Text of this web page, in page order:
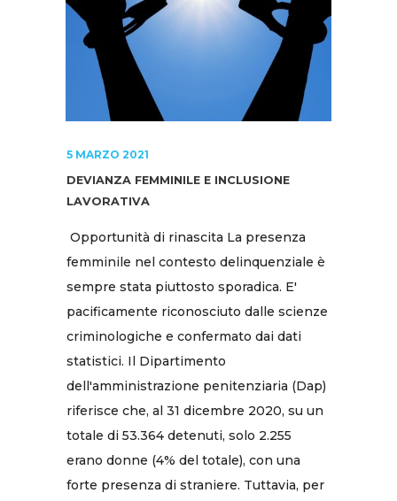
5 MARZO 2021
DEVIANZA FEMMINILE E INCLUSIONE
LAVORATIVA
Opportunità di rinascita La presenza
femminile nel contesto delinquenziale è
sempre stata piuttosto sporadica. E'
pacificamente riconosciuto dalle scienze
criminologiche e confermato dai dati
statistici. Il Dipartimento
dell'amministrazione penitenziaria (Dap)
riferisce che, al 31 dicembre 2020, su un
totale di 53.364 detenuti, solo 2.255
erano donne (4% del totale), con una
forte presenza di straniere. Tuttavia, per